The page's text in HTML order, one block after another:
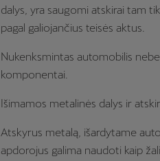
dalys, yra saugomi atskirai tam
pagal galiojančius teisės aktus.
Nukenksmintas automobilis
komponentai.
Išimamos metalinės dalys ir
Atskyrus metalą, išardytame
apdorojus galima naudoti kaip